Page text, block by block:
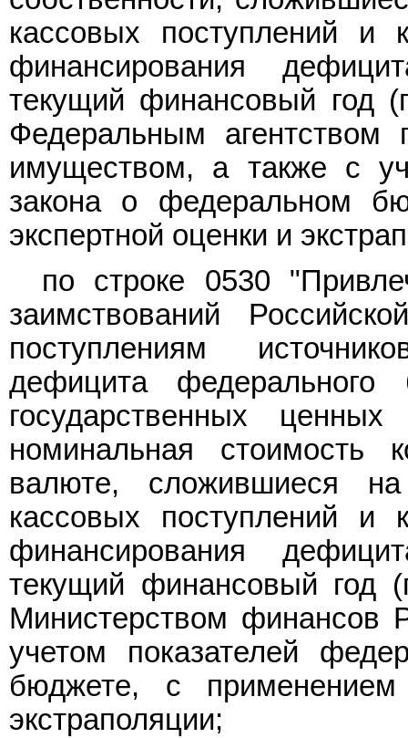
кассовых поступлений и
финансирования
текущий финансовый год
Федеральным агентством
имуществом, а также с
закона о федеральном
экспертной оценки и
по строке 0530
заимствований
поступлениям
дефицита
государственных
номинальная стоимость
валюте, сложившиеся
кассовых поступлений и
финансирования
текущий финансовый год
Министерством финансов
учетом показателей
бюджете, с
экстраполяции;